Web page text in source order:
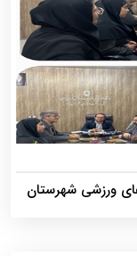
ورزشی شهرستان